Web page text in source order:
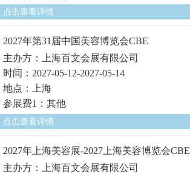
点击查看详情
2027年第31届中国美容博览会CBE
主办方：上海百文会展有限公司
时间：2027-05-12-2027-05-14
地点：上海
参展费1：其他
点击查看详情
2027年上海美容展-2027上海美容博览会CBE
主办方：上海百文会展有限公司